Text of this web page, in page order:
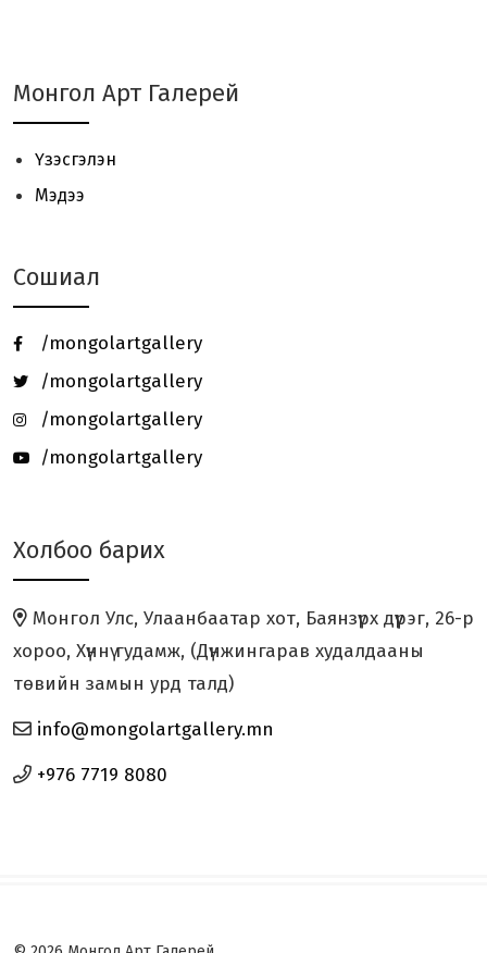
JAVZAA Art Brand 01 - үзэсгэлэн
үргэлжилж байна.
галерейд зочлов.
Ч.ТОГТОХБАЯР Олон Улсын Цасан
“ХӨХ МОНГОЛ” үзэсгэлэн Япон
“ЗҮРХ МАРТАХГҮЙ” төслийн аянд
HUMAN KIND үзэсгэлэн нээлтээ
Монгол Арт Галерей
Үзэсгэлэн
Мэдээ
Сошиал
/mongolartgallery
/mongolartgallery
/mongolartgallery
/mongolartgallery
Холбоо барих
Монгол Улс, Улаанбаатар хот, Баянзүрх дүүрэг, 26-р
хороо, Хүннү гудамж, (Дүнжингарав худалдааны
төвийн замын урд талд)
info@mongolartgallery.mn
+976 7719 8080